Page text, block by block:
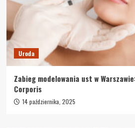
Uroda
Zabieg modelowania ust w
Corporis
14 października, 2025